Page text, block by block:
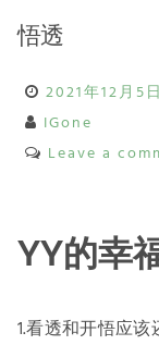
悟透
2021年12月5日
IGone
Leave a
YY的幸
1.看透和开悟应